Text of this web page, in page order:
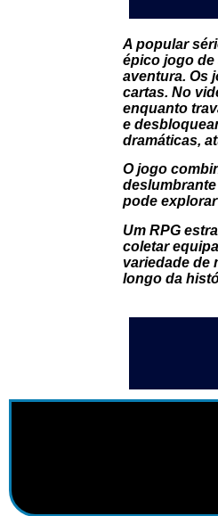
A popular
épico jogo de
aventura. Os
cartas. No
enquanto
e
dramáticas,
O jogo
pode
Um RPG
coletar
variedade de
longo da